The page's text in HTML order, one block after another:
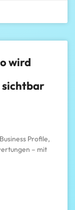
wird
sichtbar
Profile,
– mit